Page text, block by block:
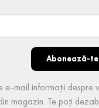
Abonează-te
e-mail informații despre
magazin. Te poți